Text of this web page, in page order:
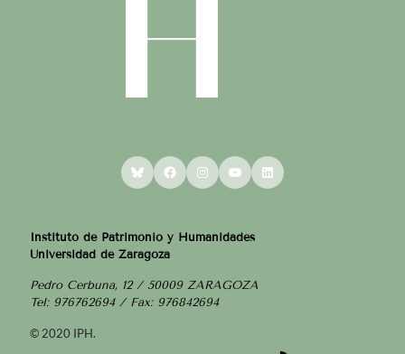
BlueskyFacebookInstagram
YouTubeLinkedIn
Instituto de Patrimonio y Humanidades
Universidad de Zaragoza
Pedro Cerbuna, 12 / 50009 ZARAGOZA
Tel: 976762694 / Fax: 976842694
© 2020 IPH.